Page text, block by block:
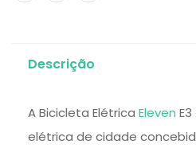
Descrição
A Bicicleta Elétrica Eleven
elétrica de cidade